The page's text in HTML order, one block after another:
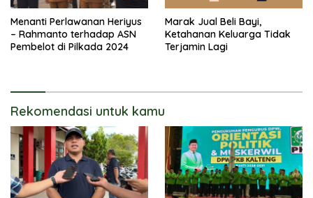
Menanti Perlawanan Heriyus
– Rahmanto terhadap ASN
Pembelot di Pilkada 2024
Marak Jual Beli Bayi,
Ketahanan Keluarga Tidak
Terjamin Lagi
Rekomendasi untuk kamu